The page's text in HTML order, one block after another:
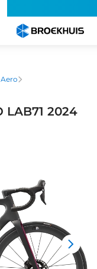
Aero
LAB71 2024